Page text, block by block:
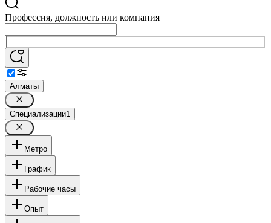
Профессия, должность или компания
Алматы
Специализации1
Метро
График
Рабочие часы
Опыт